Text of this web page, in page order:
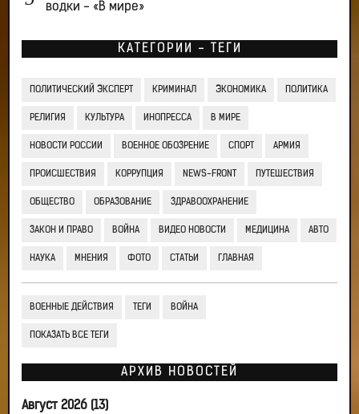
водки - «В мире»
КАТЕГОРИИ - ТЕГИ
ПОЛИТИЧЕСКИЙ ЭКСПЕРТ КРИМИНАЛ ЭКОНОМИКА ПОЛИТИКА
РЕЛИГИЯ КУЛЬТУРА ИНОПРЕССА В МИРЕ
НОВОСТИ РОССИИ ВОЕННОЕ ОБОЗРЕНИЕ СПОРТ АРМИЯ
ПРОИСШЕСТВИЯ КОРРУПЦИЯ NEWS-FRONT ПУТЕШЕСТВИЯ
ОБЩЕСТВО ОБРАЗОВАНИЕ ЗДРАВООХРАНЕНИЕ
ЗАКОН И ПРАВО ВОЙНА ВИДЕО НОВОСТИ МЕДИЦИНА АВТО
НАУКА МНЕНИЯ ФОТО СТАТЬИ ГЛАВНАЯ
ВОЕННЫЕ ДЕЙСТВИЯ ТЕГИ ВОЙНА
ПОКАЗАТЬ ВСЕ ТЕГИ
АРХИВ НОВОСТЕЙ
Август 2026 (13)